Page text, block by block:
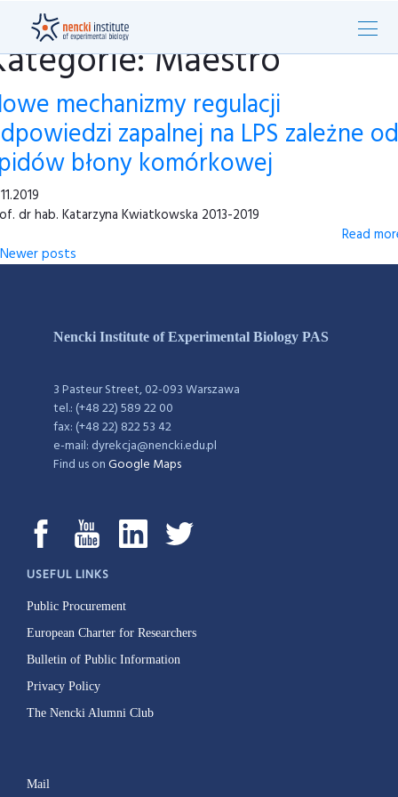
Maestro
mechanizmy regulacji
zapalnej na LPS zależne od
błony komórkowej
dr hab. Katarzyna Kwiatkowska 2013-2019
Read
Newer posts
Nencki Institute of Experimental Biology PAS
3 Pasteur Street, 02-093 Warszawa
tel.: (+48 22) 589 22 00
fax: (+48 22) 822 53 42
e-mail: dyrekcja@nencki.edu.pl
Find us onGoogle Maps
USEFUL LINKS
Public Procurement
European Charter for Researchers
Bulletin of Public Information
Privacy Policy
The Nencki Alumni Club
Mail